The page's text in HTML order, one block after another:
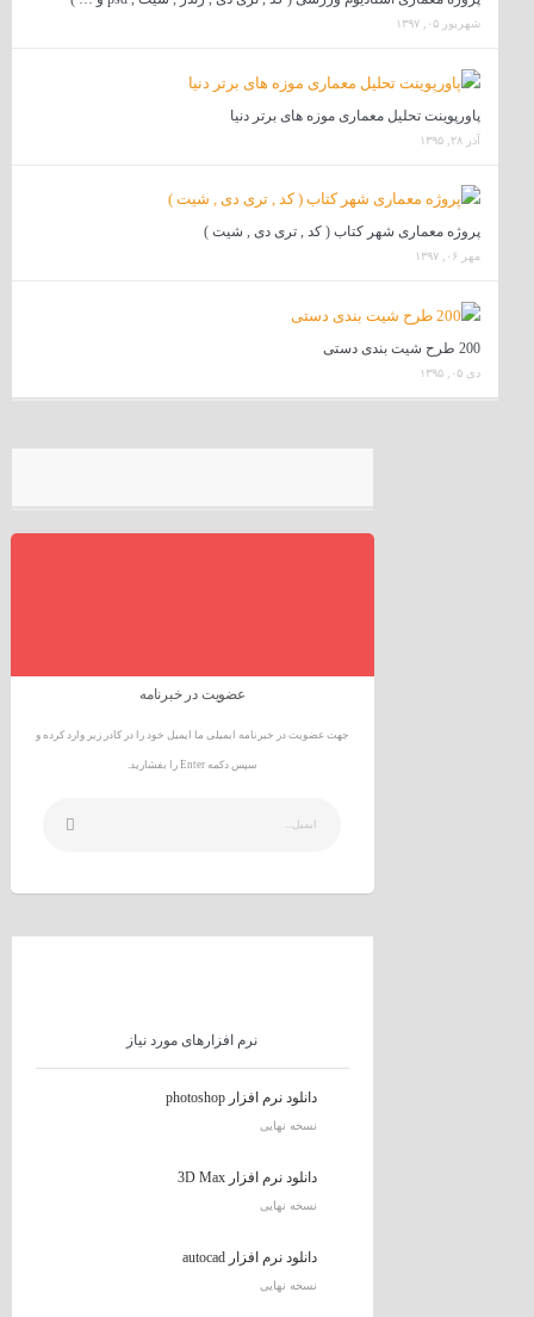
شهریور ۰۵, ۱۳۹۷
پاورپوینت تحلیل معماری موزه های برتر دنیا
آذر ۲۸, ۱۳۹۵
پروژه معماری شهر کتاب ( کد , تری دی , شیت )
مهر ۰۶, ۱۳۹۷
200 طرح شیت بندی دستی
دی ۰۵, ۱۳۹۵
عضویت در خبرنامه
جهت عضویت در خبرنامه ایمیلی ما ایمیل خود را در کادر زیر وارد کرده و
سپس دکمه Enter را بفشارید.
نرم افزارهای مورد نیاز
دانلود نرم افزار photoshop
نسخه نهایی
دانلود نرم افزار 3D Max
نسخه نهایی
دانلود نرم افزار autocad
نسخه نهایی